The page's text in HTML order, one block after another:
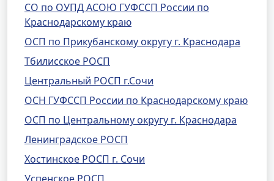
СО по ОУПД АСОЮ ГУФССП России по
Краснодарскому краю
ОСП по Прикубанскому округу г. Краснодара
Тбилисское РОСП
Центральный РОСП г.Сочи
ОСН ГУФССП России по Краснодарскому краю
ОСП по Центральному округу г. Краснодара
Ленинградское РОСП
Хостинское РОСП г. Сочи